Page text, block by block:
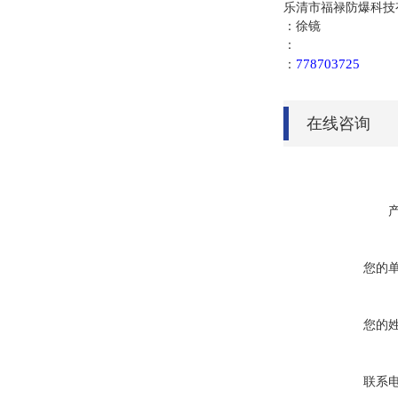
乐清市福禄防爆科
：徐镜
：
： 778703725
在线咨询
您的
您的
联系